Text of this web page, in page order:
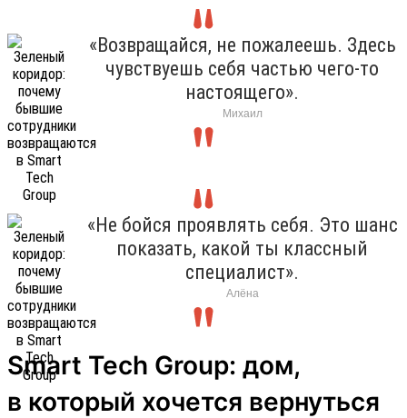
«Возвращайся, не пожалеешь. Здесь
чувствуешь себя частью чего-то
настоящего».
Михаил
«Не бойся проявлять себя. Это шанс
показать, какой ты классный
специалист».
Алёна
Smart Tech Group: дом,
в который хочется вернуться